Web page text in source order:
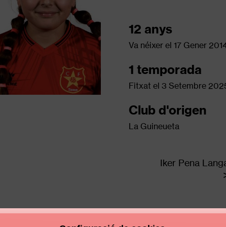
12 anys
Va néixer el 17 Gener
1 temporada
Fitxat el 3 Setembre
Club d'origen
La Guineueta
Iker Pena